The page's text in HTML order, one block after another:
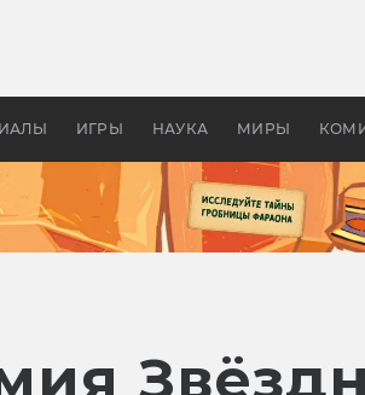
ИГРЫ НАУКА МИРЫ
апокалипсис, в России —